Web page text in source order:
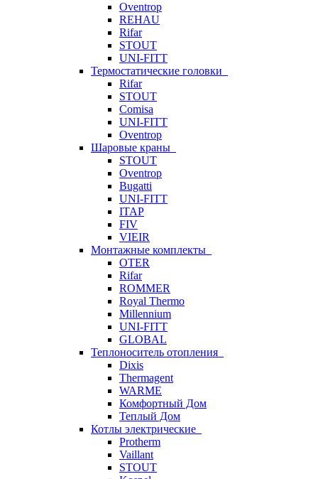
Oventrop
REHAU
Rifar
STOUT
UNI-FITT
Термостатические головки
Rifar
STOUT
Comisa
UNI-FITT
Oventrop
Шаровые краны
STOUT
Oventrop
Bugatti
UNI-FITT
ITAP
FIV
VIEIR
Монтажные комплекты
OTER
Rifar
ROMMER
Royal Thermo
Millennium
UNI-FITT
GLOBAL
Теплоноситель отопления
Dixis
Thermagent
WARME
Комфортный Дом
Теплый Дом
Котлы электрические
Protherm
Vaillant
STOUT